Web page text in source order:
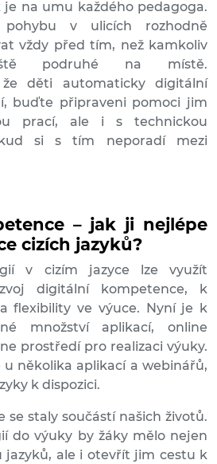
na umu každého pedagoga.
pohybu v ulicích rozhodně
vždy před tím, než kamkoliv
podruhé na místě.
že děti automaticky digitální
buďte připraveni pomoci jim
prací, ale i s technickou
si s tím neporadí mezi
– jak ji nejlépe
cizích jazyků?
v cizím jazyce lze využít
digitální kompetence, k
flexibility ve výuce. Nyní je k
množství aplikací, online
prostředí pro realizaci výuky.
u několika aplikací a webinářů,
k dispozici.
se staly součástí našich životů.
do výuky by žáky mělo nejen
jazyků, ale i otevřít jim cestu k